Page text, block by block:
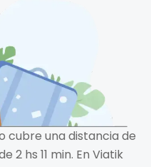
cubre una distancia de
2 hs 11 min. En Viatik